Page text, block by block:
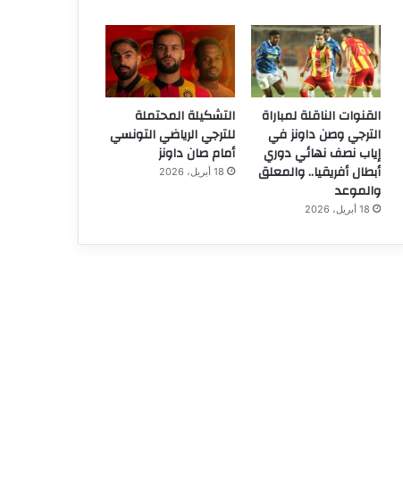
القنوات الناقلة لمباراة
الترجي وصن داونز في
إياب نصف نهائي دوري
أبطال أفريقيا.. والمعلق
والموعد
18 أبريل، 2026
التشكيلة المحتملة
للترجي الرياضي التونسي
أمام صان داونز
18 أبريل، 2026